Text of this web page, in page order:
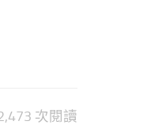
次閱讀